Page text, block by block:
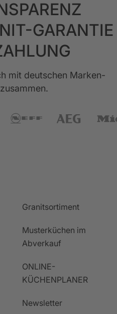
GARANTIE
mit deutschen Marken-
Granitsortiment
Musterküchen im
Abverkauf
ONLINE-
KÜCHENPLANER
Newsletter